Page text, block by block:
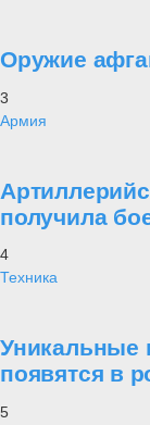
Оружие
3
Армия
получила
4
Техника
Уникальные
появятся в
5